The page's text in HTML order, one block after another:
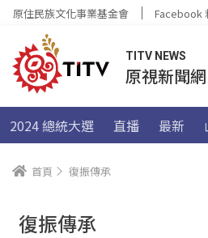
原住民族文化事業基金會 Facebook
TITV NEWS
原視新聞網
2024 總統大選 直播 最新
首頁 復振傳承
復振傳承